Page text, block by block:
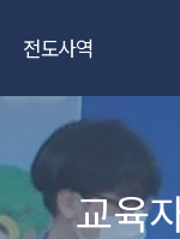
전도사역
새소식반
3일 클럽
어린이 캠프교육